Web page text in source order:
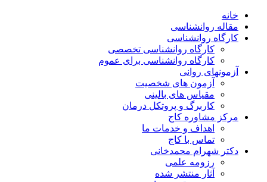
خانه
مقاله روانشناسی
کارگاه روانشناسی
کارگاه روانشناسی تخصصی
کارگاه روانشناسی برای عموم
آزمونهای روانی
آزمون های شخصیت
مقیاس های بالینی
کاربرگ و پروتکل درمان
مرکز مشاوره کاج
اهداف و خدمات ما
تماس با کاج
دکتر شهرام محمدخانی
رزومه علمی
آثار منتشر شده